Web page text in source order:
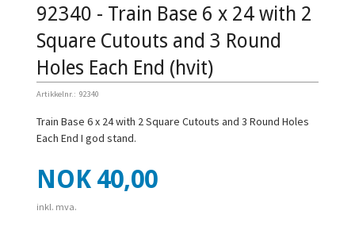
92340 - Train Base 6 x 24 with 2
Square Cutouts and 3 Round
Holes Each End (hvit)
Artikkelnr.: 92340
Train Base 6 x 24 with 2 Square Cutouts and 3 Round Holes
Each End I god stand.
Pris
NOK 40,00
inkl. mva.